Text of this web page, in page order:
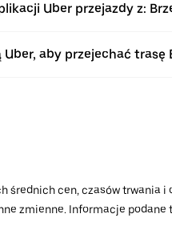
Uber przejazdy z:
aby przejechać trasę
cen, czasów trwania
zmienne. Informacje